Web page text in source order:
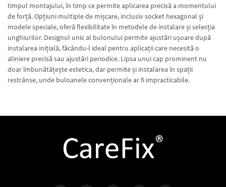
timpul montajului, în timp ce permite aplicarea precisă a momentului
de forță. Opțiuni multiple de mișcare, inclusiv socket hexagonal și
modele speciale, oferă flexibilitate în metodele de instalare și selecția
unghiurilor. Designul unic al bulonului permite ajustări ușoare după
instalarea inițială, făcându-l ideal pentru aplicații care necesită o
aliniere precisă sau ajustări periodice. Lipsa unui cap prominent nu
doar îmbunătățește estetica, dar permite și instalarea în spații
restrânse, unde buloanele convenționale ar fi impracticabile.